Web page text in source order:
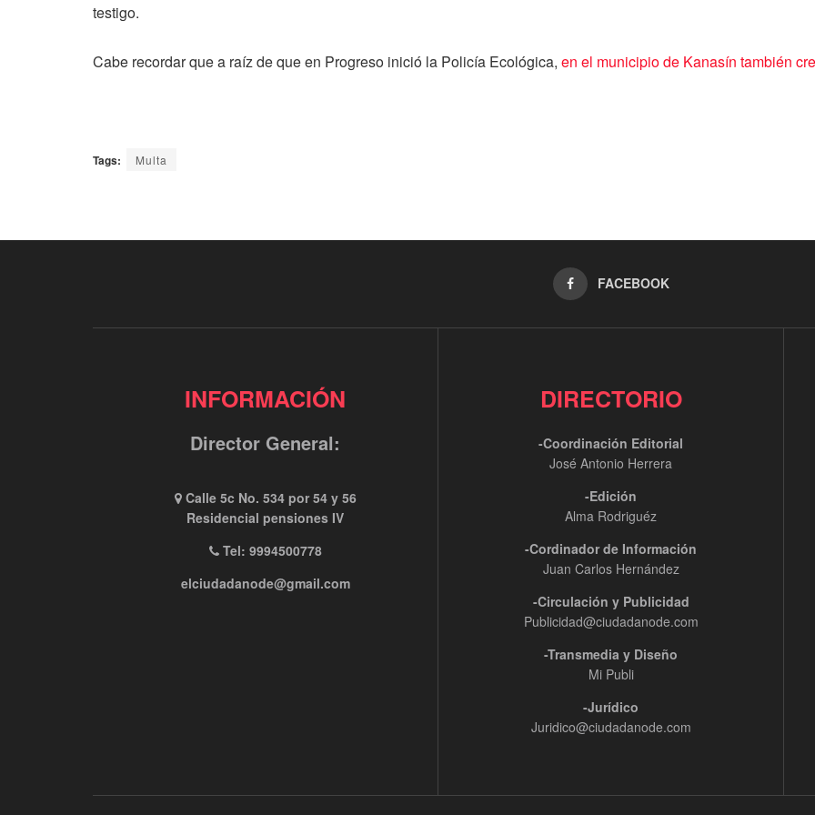
testigo.
Cabe recordar que a raíz de que en Progreso inició la Policía Ecológica, en el municipio de Kanasín también
Tags: Multa
FACEBOOK
INFORMACIÓN
Director General:
Calle 5c No. 534 por 54 y 56
Residencial pensiones IV
Tel: 9994500778
elciudadanode@gmail.com
DIRECTORIO
-Coordinación Editorial
José Antonio Herrera
-Edición
Alma Rodriguéz
-Cordinador de Información
Juan Carlos Hernández
-Circulación y Publicidad
Publicidad@ciudadanode.com
-Transmedia y Diseño
Mi Publi
-Jurídico
Juridico@ciudadanode.com